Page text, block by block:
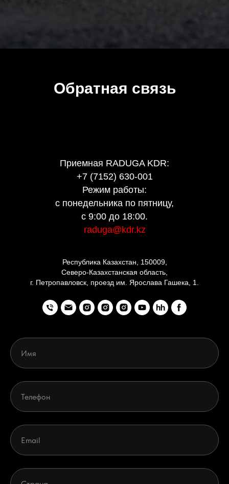
Обратная связь
Приемная RADUGA KDR:
+7 (7152) 630-001
Режим работы:
с понедельника по пятницу,
с 9:00 до 18:00.
raduga@kdr.kz
Республика Казахстан, 150009,
Северо-Казахстанская область,
г. Петропавловск, проезд им. Ярослава Гашека, 1.